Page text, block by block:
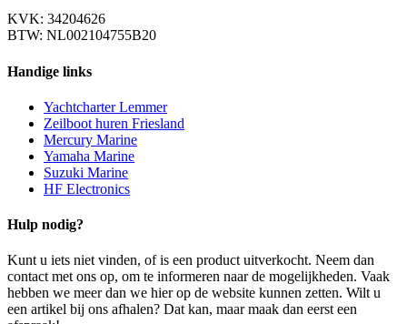
KVK: 34204626
BTW: NL002104755B20
Handige links
Yachtcharter Lemmer
Zeilboot huren Friesland
Mercury Marine
Yamaha Marine
Suzuki Marine
HF Electronics
Hulp nodig?
Kunt u iets niet vinden, of is een product uitverkocht. Neem dan
contact met ons op, om te informeren naar de mogelijkheden. Vaak
hebben we meer dan we hier op de website kunnen zetten. Wilt u
een artikel bij ons afhalen? Dat kan, maar maak dan eerst een